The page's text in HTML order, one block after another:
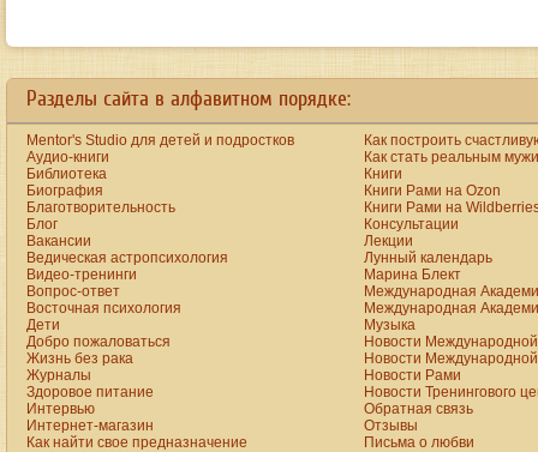
a
https://www.bestreplicawatchsite.org
online.
watches
men
best
replica
site.
aaa+
www.vibratorstoy.com
online
shop
sale.
rolex
click
more
presents
Разделы сайта в алфавитном порядке:
Mentor's Studio для детей и подростков
Аудио-книги
Библиотека
Биография
Благотворительность
Блог
Вакансии
Ведическая астропсихология
Видео-тренинги
Вопрос-ответ
Восточная психология
Дети
Добро пожаловаться
Жизнь без рака
Журналы
Здоровое питание
Интервью
Интернет-магазин
Как найти свое предназначение
Как построить
Как стать реальным
Книги
Книги Рами на Ozon
Книги Рами на
Консультации
Лекции
Лунный календарь
Марина Блект
Международная
Международная
Музыка
Новости
Новости
Новости Рами
Новости Тренингового
Обратная связь
Отзывы
Письма о любви